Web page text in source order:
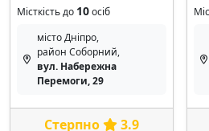
Місткість до 10осіб
місто Дніпро,
район Соборний,
вул. Набережна
Перемоги, 29
Стерпно 3.9